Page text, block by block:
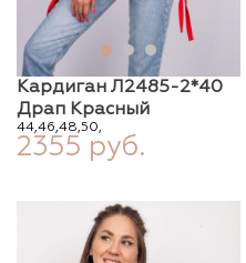
Кардиган Л2485-2*40
Драп Красный
44,46,48,50,
2355 руб.